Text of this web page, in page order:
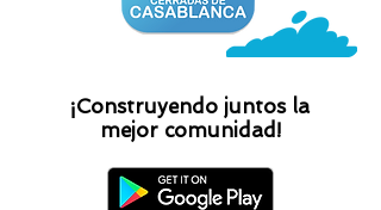
¡Construyendo juntos la
mejor comunidad!